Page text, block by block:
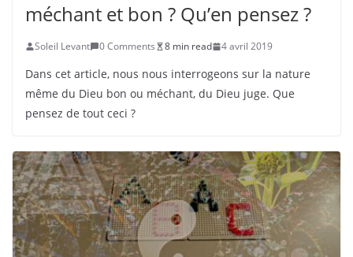
méchant et bon ? Qu’en pensez ?
Soleil Levant 0 Comments 8 min read 4 avril 2019
Dans cet article, nous nous interrogeons sur la nature
même du Dieu bon ou méchant, du Dieu juge. Que
pensez de tout ceci ?